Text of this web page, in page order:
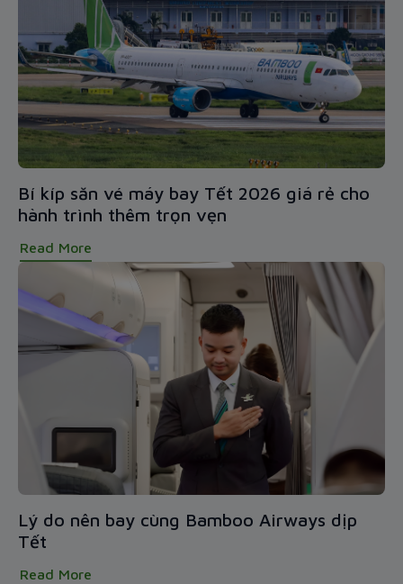
Bí kíp săn vé máy bay Tết 2026 giá rẻ cho
hành trình thêm trọn vẹn
Read More
Lý do nên bay cùng Bamboo Airways dịp
Tết
Read More